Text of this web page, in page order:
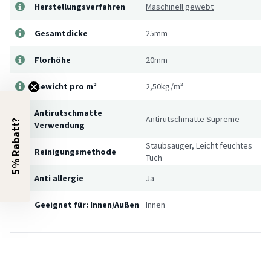
Herstellungsverfahren Maschinell gewebt
Gesamtdicke 25mm
Florhöhe 20mm
Gewicht pro m² 2,50kg/m²
Antirutschmatte
Verwendung
Antirutschmatte Supreme
Reinigungsmethode
Staubsauger, Leicht feuchtes
Tuch
Anti allergie
Ja
Geeignet für: Innen/Außen Innen
5% Rabatt?